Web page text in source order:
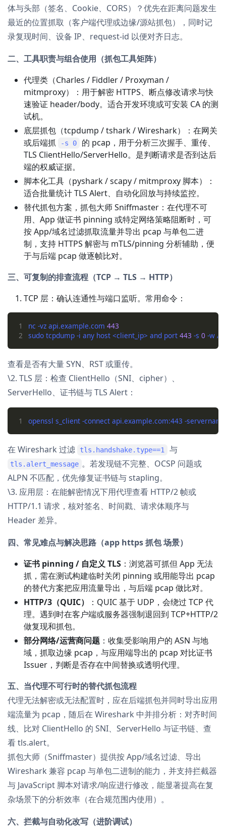
体与头部（签名、Cookie、CORS）？优先在距离问题发生
最近的位置抓取（客户端代理或边缘/源站抓包），同时记
录复现时间、设备 IP、request-id 以便对齐日志。
二、工具职责与组合使用（抓包工具矩阵）
代理类（Charles / Fiddler / Proxyman /
mitmproxy）：用于解密 HTTPS、断点修改请求与快
速验证 header/body。适合开发环境或可安装 CA 的测
试机。
底层抓包（tcpdump / tshark / Wireshark）：在网关
或后端抓
-s 0
的 pcap，用于分析三次握手、重传、
TLS ClientHello/ServerHello。是判断请求是否到达后
端的权威证据。
脚本化工具（pyshark / scapy / mitmproxy 脚本）：
适合批量统计 TLS Alert、自动化回放与持续监控。
替代抓包方案，抓包大师 Sniffmaster：在代理不可
用、App 做证书 pinning 或特定网络策略阻断时，可
按 App/域名过滤抓取流量并导出 pcap 与单包二进
制，支持 HTTPS 解密与 mTLS/pinning 分析辅助，便
于与后端 pcap 做逐帧比对。
三、可复制的排查流程（TCP → TLS → HTTP）
TCP 层：确认连通性与端口监听。常用命令：
1 nc -vz api.example.com 443
2
sudo tcpdump -i any host <client_ip> and port 443 -s 0
查看是否有大量 SYN、RST 或重传。
\2. TLS 层：检查 ClientHello（SNI、cipher）、
ServerHello、证书链与 TLS Alert：
1
在 Wireshark 过滤 tls.handshake.type==1 与
tls.alert_message 。若发现链不完整、OCSP 问题或
ALPN 不匹配，优先修复证书链与 stapling。
\3. 应用层：在能解密情况下用代理查看 HTTP/2 帧或
HTTP/1.1 请求，核对签名、时间戳、请求体顺序与
Header 差异。
四、常见难点与解决思路（app https 抓包 场景）
证书 pinning / 自定义 TLS ：浏览器可抓但 App 无法
抓，需在测试构建临时关闭 pinning 或用能导出 pcap
的替代方案把应用流量导出，与后端 pcap 做比对。
HTTP/3（QUIC）
：QUIC 基于 UDP，会绕过 TCP 代
理。遇到时在客户端或服务器强制退回到 TCP+HTTP/2
做复现和抓包。
部分网络/运营商问题 ：收集受影响用户的 ASN 与地
域，抓取边缘 pcap，与应用端导出的 pcap 对比证书
Issuer，判断是否存在中间替换或透明代理。
五、当代理不可行时的替代抓包流程
代理无法解密或无法配置时，应在后端抓包并同时导出应用
端流量为 pcap，随后在 Wireshark 中并排分析：对齐时间
线、比对 ClientHello 的 SNI、ServerHello 与证书链、查
看 tls.alert。
抓包大师（Sniffmaster）提供按 App/域名过滤、导出
Wireshark 兼容 pcap 与单包二进制的能力，并支持拦截器
与 JavaScript 脚本对请求/响应进行修改，能显著提高在复
杂场景下的分析效率（在合规范围内使用）。
六、拦截与自动化改写（进阶调试）